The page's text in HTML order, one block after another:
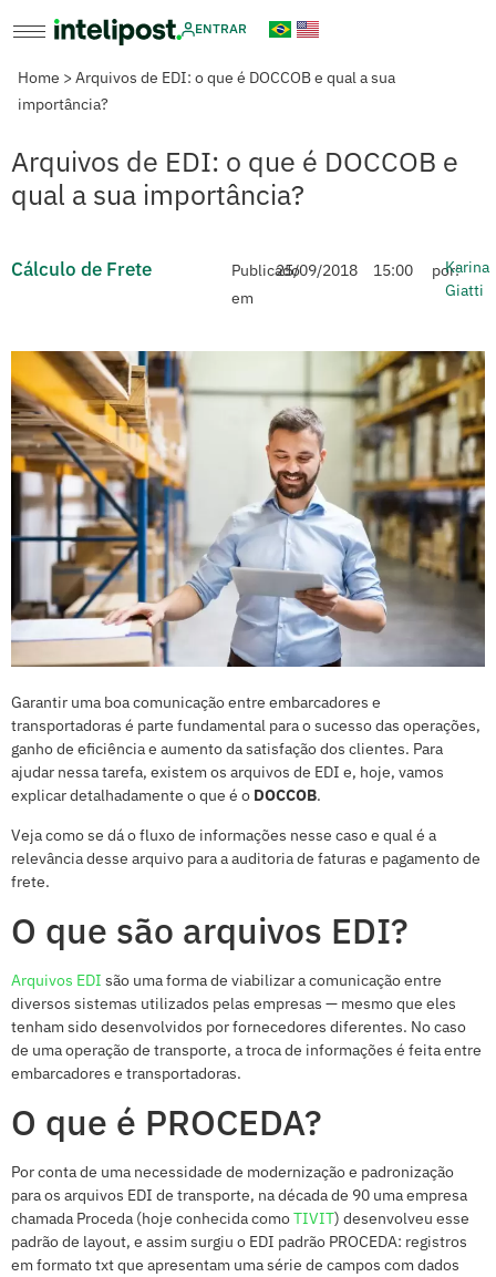
ENTRAR
Home > Arquivos de EDI: o que é DOCCOB e qual a sua
importância?
Arquivos de EDI: o que é DOCCOB e
qual a sua importância?
Cálculo de Frete
Publicado
em
25/09/2018 15:00 por:Karina
Giatti
Garantir uma boa comunicação entre embarcadores e
transportadoras é parte fundamental para o sucesso das operações,
ganho de eficiência e aumento da satisfação dos clientes. Para
ajudar nessa tarefa, existem os arquivos de EDI e, hoje, vamos
explicar detalhadamente o que é o DOCCOB.
Veja como se dá o fluxo de informações nesse caso e qual é a
relevância desse arquivo para a auditoria de faturas e pagamento de
frete.
O que são arquivos EDI?
Arquivos EDI são uma forma de viabilizar a comunicação entre
diversos sistemas utilizados pelas empresas — mesmo que eles
tenham sido desenvolvidos por fornecedores diferentes. No caso
de uma operação de transporte, a troca de informações é feita entre
embarcadores e transportadoras.
O que é PROCEDA?
Por conta de uma necessidade de modernização e padronização
para os arquivos EDI de transporte, na década de 90 uma empresa
chamada Proceda (hoje conhecida comoTIVIT) desenvolveu esse
padrão de layout, e assim surgiu o EDI padrão PROCEDA: registros
em formato txt que apresentam uma série de campos com dados